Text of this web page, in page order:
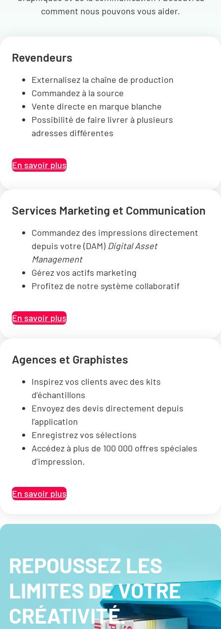
comment nous pouvons vous aider.
Revendeurs
Externalisez la chaîne de production
Commandez à la source
Vente directe en marque blanche
Possibilité de faire livrer à plusieurs
adresses différentes
En savoir plus
Services Marketing et Communication
Commandez des impressions directement
depuis votre (DAM) Digital Asset
Management
Gérez vos actifs marketing
Profitez de notre système collaboratif
En savoir plus
Agences et Graphistes
Inspirez vos clients avec des kits
d’échantillons
Envoyez des devis directement depuis
l’application
Enregistrez vos sélections
Accédez à plus de 100 000 offres spéciales
d’impression.
En savoir plus
REPOUSSEZ LES
LIMITES DE VOTRE
CRÉATIVITÉ.